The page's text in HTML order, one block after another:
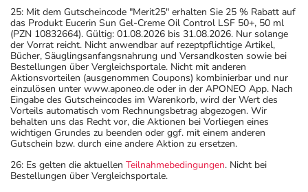
25: Mit dem Gutscheincode "Merit25" erhalten Sie 25 % Rabatt auf
das Produkt Eucerin Sun Gel-Creme Oil Control LSF 50+, 50 ml
(PZN 10832664). Gültig: 01.08.2026 bis 31.08.2026. Nur solange
der Vorrat reicht. Nicht anwendbar auf rezeptpflichtige Artikel,
Bücher, Säuglingsanfangsnahrung und Versandkosten sowie bei
Bestellungen über Vergleichsportale. Nicht mit anderen
Aktionsvorteilen (ausgenommen Coupons) kombinierbar und nur
einzulösen unter www.aponeo.de oder in der APONEO App. Nach
Eingabe des Gutscheincodes im Warenkorb, wird der Wert des
Vorteils automatisch vom Rechnungsbetrag abgezogen. Wir
behalten uns das Recht vor, die Aktionen bei Vorliegen eines
wichtigen Grundes zu beenden oder ggf. mit einem anderen
Gutschein bzw. durch eine andere Aktion zu ersetzen.
26: Es gelten die aktuellen Teilnahmebedingungen. Nicht bei
Bestellungen über Vergleichsportale.